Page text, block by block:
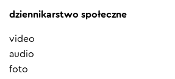
dziennikarstwo społeczne
video
audio
foto